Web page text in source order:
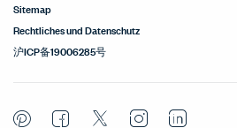
Sitemap
Rechtliches und Datenschutz
沪ICP备19006285号
PinterestFacebook
TwitterInstagramLinkedIn